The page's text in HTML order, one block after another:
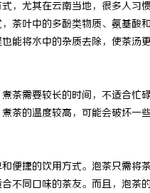
，尤其在云南当地，很多人
茶叶中的多酚类物质、氨基
能将水中的杂质去除，使茶
茶需要较长的时间，不适合
茶的温度较高，可能会破坏
便捷的饮用方式。泡茶只需
不同口味的茶友。而且，泡